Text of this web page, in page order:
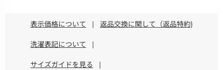
表示価格について | 返品交換に関して（返品特約)
洗濯表記について |
サイズガイドを見る |